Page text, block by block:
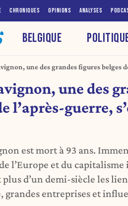
CHRONIQUES OPINIONS ANALYSES
BELGIQUE
une des grandes figures belges
une des
l’après-guerre,
est mort à 93 ans.
l’Europe et du
d’un demi-siècle les
entreprises et